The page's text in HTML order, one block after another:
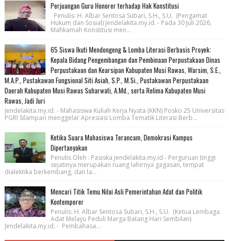
Perjuangan Guru Honorer terhadap Hak Konstitusi
Penulis: H. Albar Sentosa Subari, S.H., S.U. (Pengamat
Hukum dan Sosial) Jendelakita.my.id. - Pada 30 Juli 2026,
Mahkamah Konstitusi men...
65 Siswa Ikuti Mendongeng & Lomba Literasi Berbasis Proyek:
Kepala Bidang Pengembangan dan Pembinaan Perpustakaan Dinas
Perpustakaan dan Kearsipan Kabupaten Musi Rawas, Warsim, S.E.,
M.A.P., Pustakawan Fungsional Siti Asiah, S.P., M.Si., Pustakawan Perpustakaan
Daerah Kabupaten Musi Rawas Suharwati, A.Md., serta Relima Kabupaten Musi
Rawas, Jadi Juri
Jendelakita.my.id. - Mahasiswa Kuliah Kerja Nyata (KKN) Posko 25 Universitas
PGRI Silampari menggelar Apresiasi Lomba Tematik Literasi Berb...
Ketika Suara Mahasiswa Terancam, Demokrasi Kampus
Dipertanyakan
Penulis Oleh : Pasiska Jendelakita.my.id - Perguruan tinggi
sejatinya merupakan ruang lahirnya gagasan, tempat
dialektika berkembang, dan la...
Mencari Titik Temu Nilai Asli Pemerintahan Adat dan Politik
Kontemporer
Penulis: H. Albar Sentosa Subari, S.H., S.U. (Ketua Lembaga
Adat Melayu Peduli Marga Batang Hari Sembilan)
Jendelakita.my.id. - Pembahasa...